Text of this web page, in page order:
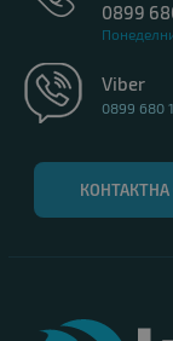
0899
Viber
0899 680